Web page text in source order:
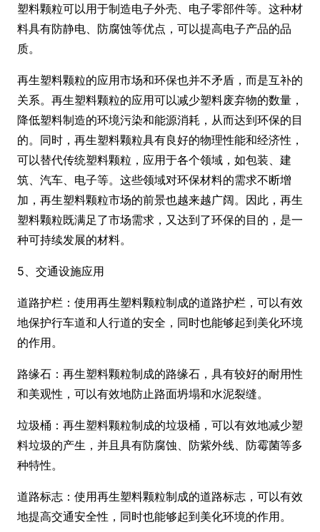
塑料颗粒可以用于制造电子外壳、电子零部件等。这种材
料具有防静电、防腐蚀等优点，可以提高电子产品的品
质。
再生塑料颗粒的应用市场和环保也并不矛盾，而是互补的
关系。再生塑料颗粒的应用可以减少塑料废弃物的数量，
降低塑料制造的环境污染和能源消耗，从而达到环保的目
的。同时，再生塑料颗粒具有良好的物理性能和经济性，
可以替代传统塑料颗粒，应用于各个领域，如包装、建
筑、汽车、电子等。这些领域对环保材料的需求不断增
加，再生塑料颗粒市场的前景也越来越广阔。因此，再生
塑料颗粒既满足了市场需求，又达到了环保的目的，是一
种可持续发展的材料。
5、交通设施应用
道路护栏：使用再生塑料颗粒制成的道路护栏，可以有效
地保护行车道和人行道的安全，同时也能够起到美化环境
的作用。
路缘石：再生塑料颗粒制成的路缘石，具有较好的耐用性
和美观性，可以有效地防止路面坍塌和水泥裂缝。
垃圾桶：再生塑料颗粒制成的垃圾桶，可以有效地减少塑
料垃圾的产生，并且具有防腐蚀、防紫外线、防霉菌等多
种特性。
道路标志：使用再生塑料颗粒制成的道路标志，可以有效
地提高交通安全性，同时也能够起到美化环境的作用。